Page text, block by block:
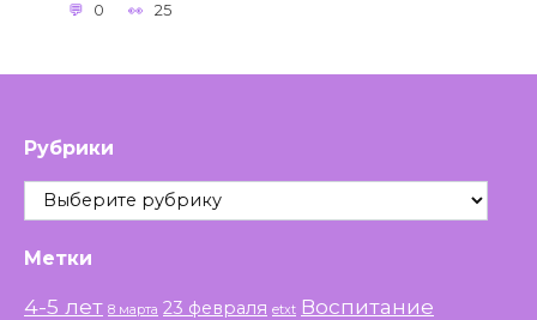
0 25
Рубрики
Рубрики
Метки
4-5 лет 8 марта 23 февраля etxt Воспитание